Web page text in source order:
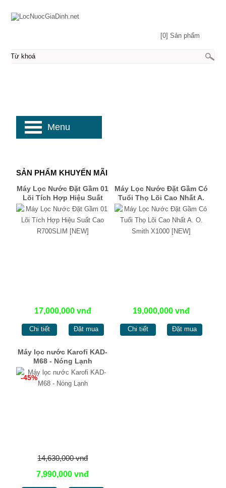
SẢN PHẨM KHUYẾN MÃI
Máy Lọc Nước Đặt Gầm 01
Lõi Tích Hợp Hiệu Suất
Cao R700SLIM [NEW]
17,000,000 vnđ
Chi tiết Đặt mua
Máy Lọc Nước Đặt Gầm Có
Tuổi Thọ Lõi Cao Nhất A.
O. Smith X1000 [NEW]
19,000,000 vnđ
Chi tiết Đặt mua
Máy lọc nước Karofi KAD-
M68 - Nóng Lạnh
-45%
14,630,000 vnđ
7,990,000 vnđ
[0] Sản phẩm
Menu